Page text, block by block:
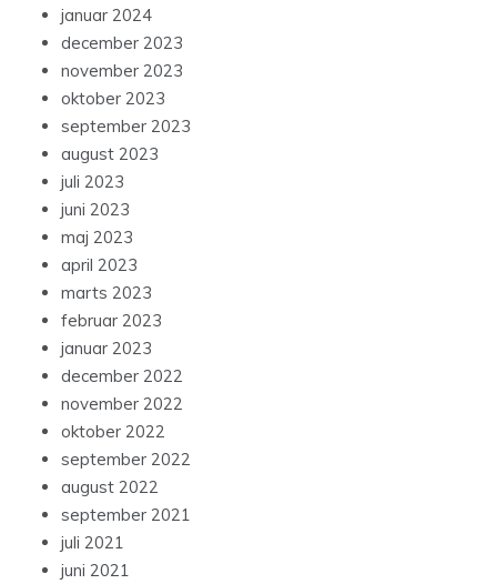
januar 2024
december 2023
november 2023
oktober 2023
september 2023
august 2023
juli 2023
juni 2023
maj 2023
april 2023
marts 2023
februar 2023
januar 2023
december 2022
november 2022
oktober 2022
september 2022
august 2022
september 2021
juli 2021
juni 2021